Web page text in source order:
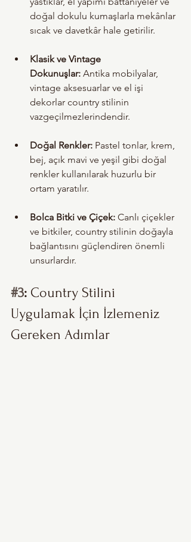
doğal dokulu kumaşlarla mekânlar
sıcak ve davetkâr hale getirilir.
Klasik ve Vintage
Dokunuşlar: Antika mobilyalar,
vintage aksesuarlar ve el işi
dekorlar country stilinin
vazgeçilmezlerindendir.
Doğal Renkler: Pastel tonlar, krem,
bej, açık mavi ve yeşil gibi doğal
renkler kullanılarak huzurlu bir
ortam yaratılır.
Bolca Bitki ve Çiçek: Canlı çiçekler
ve bitkiler, country stilinin doğayla
bağlantısını güçlendiren önemli
unsurlardır.
#3: Country Stilini
Uygulamak İçin İzlemeniz
Gereken Adımlar